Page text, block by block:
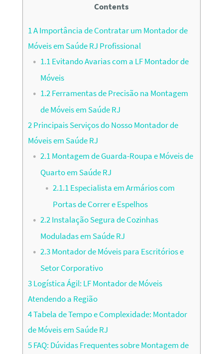
Contents
1A Importância de Contratar um Montador de
Móveis em Saúde RJ Profissional
1.1Evitando Avarias com a LF Montador de
Móveis
1.2Ferramentas de Precisão na Montagem
de Móveis em Saúde RJ
2Principais Serviços do Nosso Montador de
Móveis em Saúde RJ
2.1Montagem de Guarda-Roupa e Móveis de
Quarto em Saúde RJ
2.1.1Especialista em Armários com
Portas de Correr e Espelhos
2.2Instalação Segura de Cozinhas
Moduladas em Saúde RJ
2.3Montador de Móveis para Escritórios e
Setor Corporativo
3Logística Ágil: LF Montador de Móveis
Atendendo a Região
4Tabela de Tempo e Complexidade: Montador
de Móveis em Saúde RJ
5FAQ: Dúvidas Frequentes sobre Montagem de